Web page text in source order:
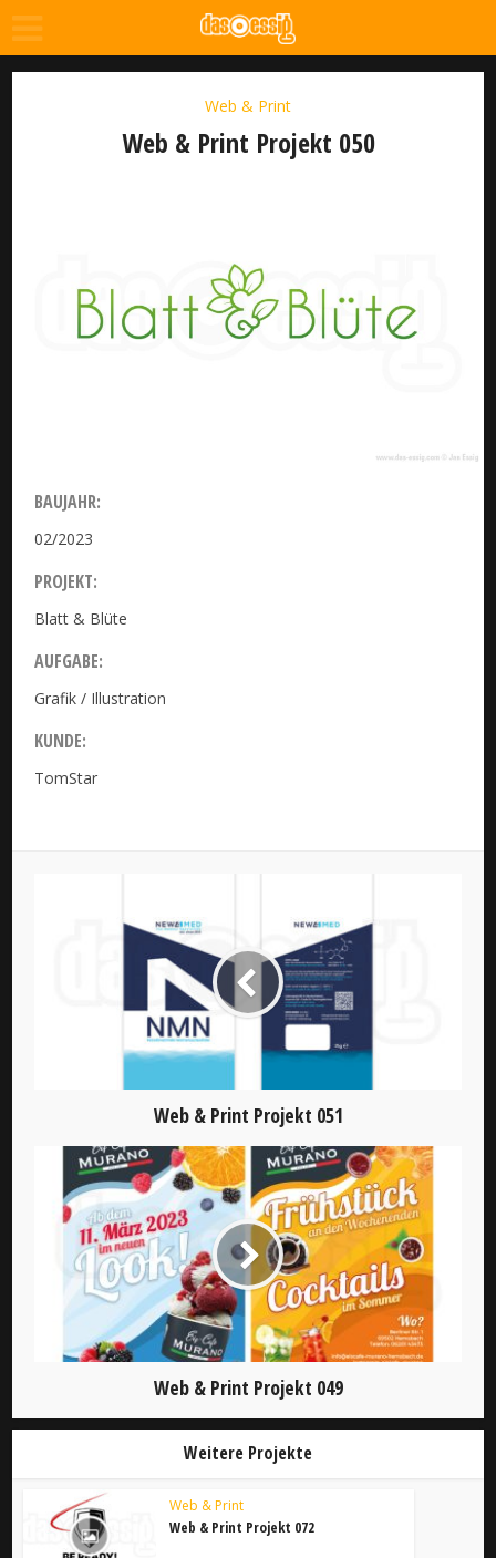
Web & Print
Web & Print Projekt 050
BAUJAHR:
02/2023
PROJEKT:
Blatt & Blüte
AUFGABE:
Grafik / Illustration
KUNDE:
TomStar
Web & Print Projekt 051
Web & Print Projekt 049
Weitere Projekte
Web & Print
Web & Print Projekt 072